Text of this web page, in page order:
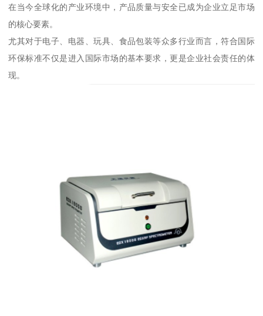
在当今全球化的产业环境中，产品质量与安全已成为企业立足市场
的核心要素。
尤其对于电子、电器、玩具、食品包装等众多行业而言，符合国际
环保标准不仅是进入国际市场的基本要求，更是企业社会责任的体
现。